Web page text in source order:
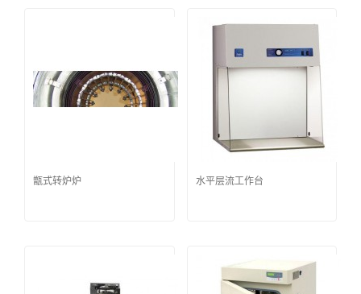
甑式转炉炉 水平层流工作台